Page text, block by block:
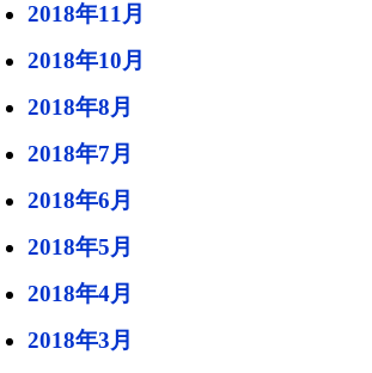
2018年11月
2018年10月
2018年8月
2018年7月
2018年6月
2018年5月
2018年4月
2018年3月